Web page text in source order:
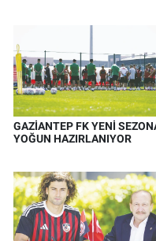
GAZİANTEP FK YENİ
YOĞUN HAZIRLANIYOR